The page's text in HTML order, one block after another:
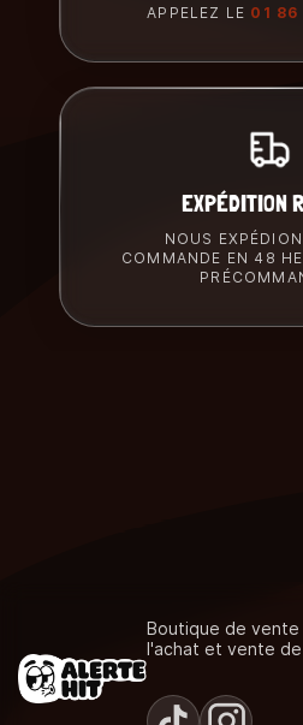
APPELEZ LE 01 86
EXPÉDITION
NOUS
COMMANDE EN 48
Boutique de vente
l'achat et vente